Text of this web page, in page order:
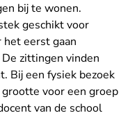
bij te wonen.
geschikt voor
eerst gaan
zittingen vinden
Bij een fysiek bezoek
voor een groep
van de school